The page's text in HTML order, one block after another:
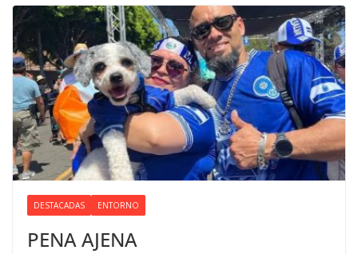
DESTACADAS ENTORNO
PENA AJENA